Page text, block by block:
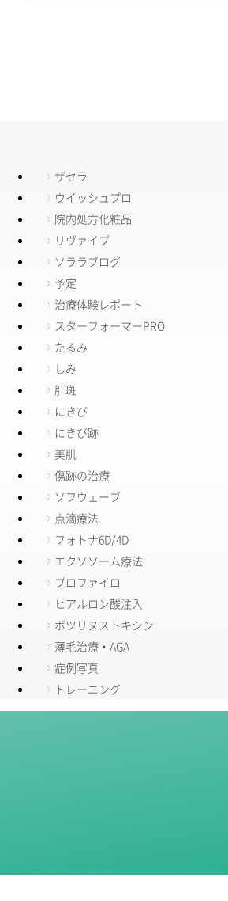
ザセラ
ウイッシュプロ
院内処方化粧品
リヴァイブ
ソララブログ
予定
治療体験レポート
スターフォーマーPRO
たるみ
しみ
肝斑
にきび
にきび跡
美肌
傷跡の治療
ソフウェーブ
点滴療法
フォトナ6D/4D
エクソソーム療法
プロファイロ
ヒアルロン酸注入
ボツリヌストキシン
薄毛治療・AGA
症例写真
トレーニング